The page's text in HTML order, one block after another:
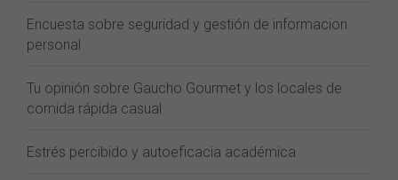
Encuesta sobre seguridad y gestión de informacion
personal
Tu opinión sobre Gaucho Gourmet y los locales de
comida rápida casual
Estrés percibido y autoeficacia académica